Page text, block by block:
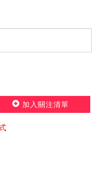
加入關注清單